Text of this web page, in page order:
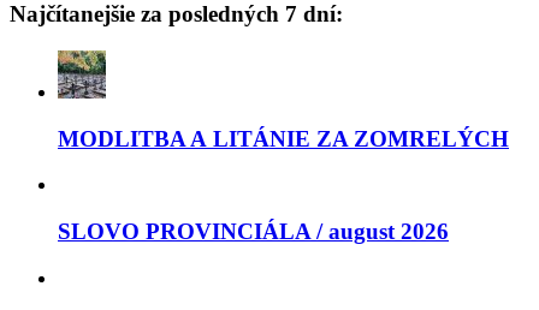
Najčítanejšie za posledných 7 dní:
MODLITBA A LITÁNIE ZA ZOMRELÝCH
SLOVO PROVINCIÁLA / august 2026